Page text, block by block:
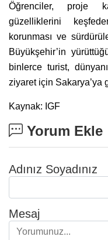
Öğrenciler, proje
güzelliklerini
korunması ve
Büyükşehir’in
binlerce turist,
ziyaret için Sakarya’ya
Kaynak: IGF
Yorum Ekle
Adınız Soyadınız
Mesaj